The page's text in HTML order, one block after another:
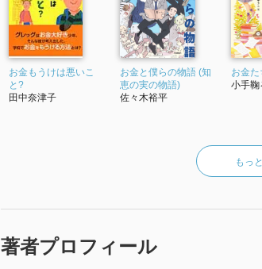
お金もうけは悪いこ
と?
田中奈津子
お金と僕らの物語 (知
恵の実の物語)
佐々木裕平
お金
小手鞠
もっ
著者プロフィール